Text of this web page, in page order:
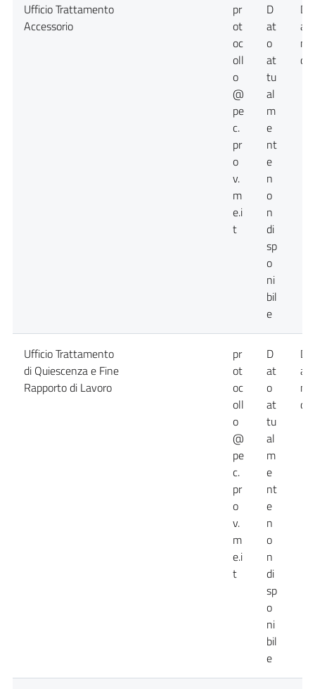
Ufficio Trattamento
Accessorio
pr
ot
oc
oll
o
@
pe
c.
pr
o
v.
m
e.i
t
D
at
o
at
tu
al
m
e
nt
e
n
o
n
di
sp
o
ni
bil
e
Ufficio Trattamento
di Quiescenza e Fine
Rapporto di Lavoro
pr
ot
oc
oll
o
@
pe
c.
pr
o
v.
m
e.i
t
D
at
o
at
tu
al
m
e
nt
e
n
o
n
di
sp
o
ni
bil
e